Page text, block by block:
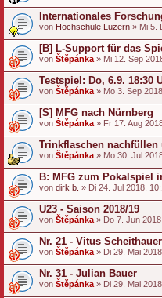
Internationales
von Hochschule Luzern » Mi 5.
[B] L-Support für das
von Štěpánka » Mi 12. Sep
Testspiel: Do, 6.9. 18:30
von Štěpánka » Mo 3. Sep
[S] MFG nach Nürnberg
von Štěpánka » Fr 17. Aug
Trinkflaschen
von Štěpánka » Mo 30. Jul
B: MFG zum Pokalspiel
von dirk b. » Di 24. Jul 2018,
U23 - Saison 2018/19
von Štěpánka » Do 7. Jun
Nr. 21 - Vitus Scheithauer
von Štěpánka » Di 29. Mai
Nr. 31 - Julian Bauer
von Štěpánka » Di 29. Mai